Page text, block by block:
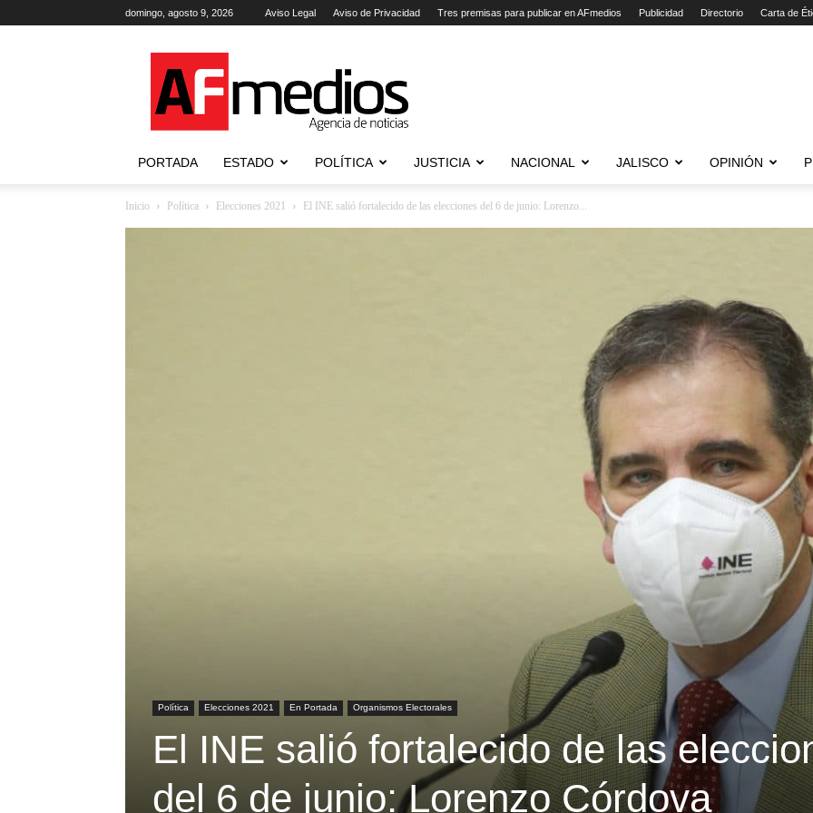
domingo, agosto 9, 2026 Aviso Legal Aviso de Privacidad Tres premisas para publicar en AFmedios Publicidad Directorio Carta de
Agencia
de
Noticias
PORTADA ESTADO POLÍTICA JUSTICIA NACIONAL JALISCO OPINIÓN
Inicio Política Elecciones 2021 El INE salió fortalecido de las elecciones del 6 de junio: Lorenzo...
Política Elecciones 2021 En Portada Organismos Electorales
El INE salió fortalecido de las
del 6 de junio: Lorenzo Córdova